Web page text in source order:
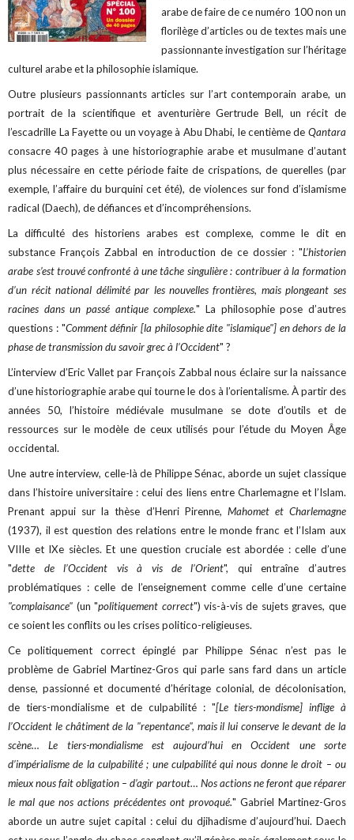
arabe de faire de ce numéro 100 non un
florilège d’articles ou de textes mais une
passionnante investigation sur l’héritage
culturel arabe et la philosophie islamique.
Outre plusieurs passionnants articles sur l’art contemporain arabe, un
portrait de la scientifique et aventurière Gertrude Bell, un récit de
l’escadrille La Fayette ou un voyage à Abu Dhabi, le centième de Qantara
consacre 40 pages à une historiographie arabe et musulmane d’autant
plus nécessaire en cette période faite de crispations, de querelles (par
exemple, l’affaire du burquini cet été), de violences sur fond d’islamisme
radical (Daech), de défiances et d’incompréhensions.
La difficulté des historiens arabes est complexe, comme le dit en
substance François Zabbal en introduction de ce dossier : "L’historien
arabe s’est trouvé confronté à une tâche singulière : contribuer à la formation
d’un récit national délimité par les nouvelles frontières, mais plongeant ses
racines dans un passé antique complexe." La philosophie pose d’autres
questions : "Comment définir [la philosophie dite "islamique"] en dehors de la
phase de transmission du savoir grec à l’Occident" ?
L’interview d’Eric Vallet par François Zabbal nous éclaire sur la naissance
d’une historiographie arabe qui tourne le dos à l’orientalisme. À partir des
années 50, l’histoire médiévale musulmane se dote d’outils et de
ressources sur le modèle de ceux utilisés pour l’étude du Moyen Âge
occidental.
Une autre interview, celle-là de Philippe Sénac, aborde un sujet classique
dans l’histoire universitaire : celui des liens entre Charlemagne et l’Islam.
Prenant appui sur la thèse d’Henri Pirenne, Mahomet et Charlemagne
(1937), il est question des relations entre le monde franc et l’Islam aux
VIIIe et IXe siècles. Et une question cruciale est abordée : celle d’une
"dette de l’Occident vis à vis de l’Orient", qui entraîne d’autres
problématiques : celle de l’enseignement comme celle d’une certaine
"complaisance" (un "politiquement correct") vis-à-vis de sujets graves, que
ce soient les conflits ou les crises politico-religieuses.
Ce politiquement correct épinglé par Philippe Sénac n’est pas le
problème de Gabriel Martinez-Gros qui parle sans fard dans un article
dense, passionné et documenté d’héritage colonial, de décolonisation,
de tiers-mondialisme et de culpabilité : "[Le tiers-mondisme] inflige à
l’Occident le châtiment de la "repentance", mais il lui conserve le devant de la
scène… Le tiers-mondialisme est aujourd’hui en Occident une sorte
d’impérialisme de la culpabilité ; une culpabilité qui nous donne le droit – ou
mieux nous fait obligation – d’agir partout… Nos actions ne feront que réparer
le mal que nos actions précédentes ont provoqué." Gabriel Martinez-Gros
aborde un autre sujet capital : celui du djihadisme d’aujourd’hui. Daech